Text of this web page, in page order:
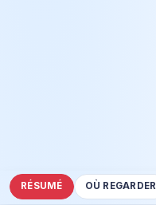
RÉSUMÉ OÙ REGARDER